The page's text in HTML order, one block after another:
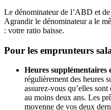
Le dénominateur de l’ABD et
Agrandir le dénominateur a le
: votre ratio baisse.
Pour les emprunteurs
Heures supplémentaires
régulièrement des heures
assurez-vous qu’elles
au moins deux ans. Les
moyenne de vos deux